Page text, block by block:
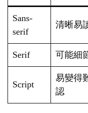
Sans-
serif
清晰易
Serif 可能細
Script
易變得
認